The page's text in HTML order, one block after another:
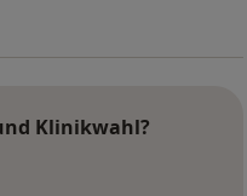
Klinikwahl?